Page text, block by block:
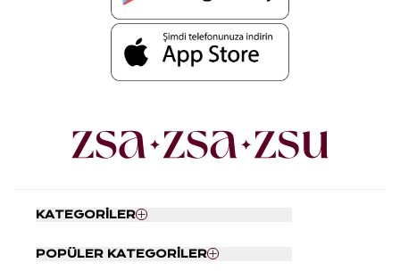
KATEGORİLER
Nevresim Seti
POPÜLER KATEGORİLER